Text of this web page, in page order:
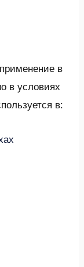
в
в условиях
в: